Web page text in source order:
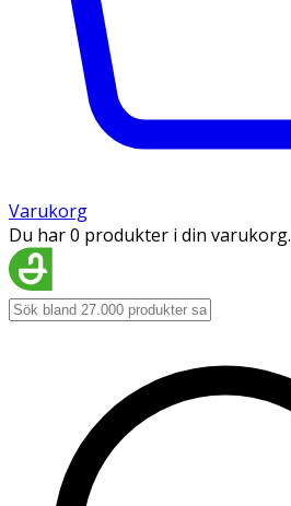
Varukorg
Du har 0 produkter i din varukorg.